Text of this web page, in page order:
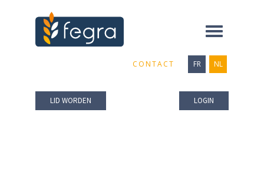
Toggle
CONTACT FR NL
LID WORDEN LOGIN